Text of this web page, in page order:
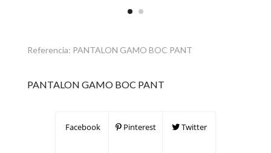
Referencia: PANTALON GAMO BOC PANT
PANTALON GAMO BOC PANT
Facebook Pinterest Twitter